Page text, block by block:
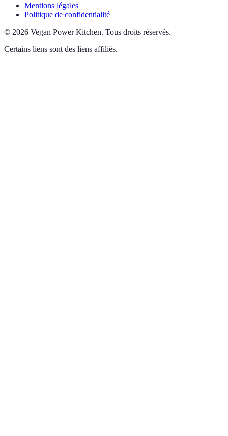
Mentions légales
Politique de confidentialité
© 2026 Vegan Power Kitchen. Tous droits réservés.
Certains liens sont des liens affiliés.